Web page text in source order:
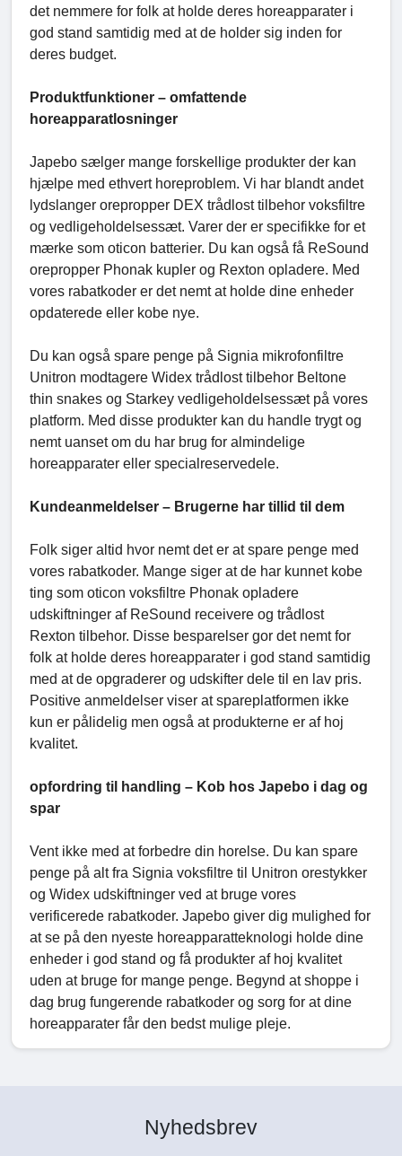
det nemmere for folk at holde deres horeapparater i
god stand samtidig med at de holder sig inden for
deres budget.
Produktfunktioner – omfattende
horeapparatlosninger
Japebo sælger mange forskellige produkter der kan
hjælpe med ethvert horeproblem. Vi har blandt andet
lydslanger orepropper DEX trådlost tilbehor voksfiltre
og vedligeholdelsessæt. Varer der er specifikke for et
mærke som oticon batterier. Du kan også få ReSound
orepropper Phonak kupler og Rexton opladere. Med
vores rabatkoder er det nemt at holde dine enheder
opdaterede eller kobe nye.
Du kan også spare penge på Signia mikrofonfiltre
Unitron modtagere Widex trådlost tilbehor Beltone
thin snakes og Starkey vedligeholdelsessæt på vores
platform. Med disse produkter kan du handle trygt og
nemt uanset om du har brug for almindelige
horeapparater eller specialreservedele.
Kundeanmeldelser – Brugerne har tillid til dem
Folk siger altid hvor nemt det er at spare penge med
vores rabatkoder. Mange siger at de har kunnet kobe
ting som oticon voksfiltre Phonak opladere
udskiftninger af ReSound receivere og trådlost
Rexton tilbehor. Disse besparelser gor det nemt for
folk at holde deres horeapparater i god stand samtidig
med at de opgraderer og udskifter dele til en lav pris.
Positive anmeldelser viser at spareplatformen ikke
kun er pålidelig men også at produkterne er af hoj
kvalitet.
opfordring til handling – Kob hos Japebo i dag og
spar
Vent ikke med at forbedre din horelse. Du kan spare
penge på alt fra Signia voksfiltre til Unitron orestykker
og Widex udskiftninger ved at bruge vores
verificerede rabatkoder. Japebo giver dig mulighed for
at se på den nyeste horeapparatteknologi holde dine
enheder i god stand og få produkter af hoj kvalitet
uden at bruge for mange penge. Begynd at shoppe i
dag brug fungerende rabatkoder og sorg for at dine
horeapparater får den bedst mulige pleje.
Nyhedsbrev